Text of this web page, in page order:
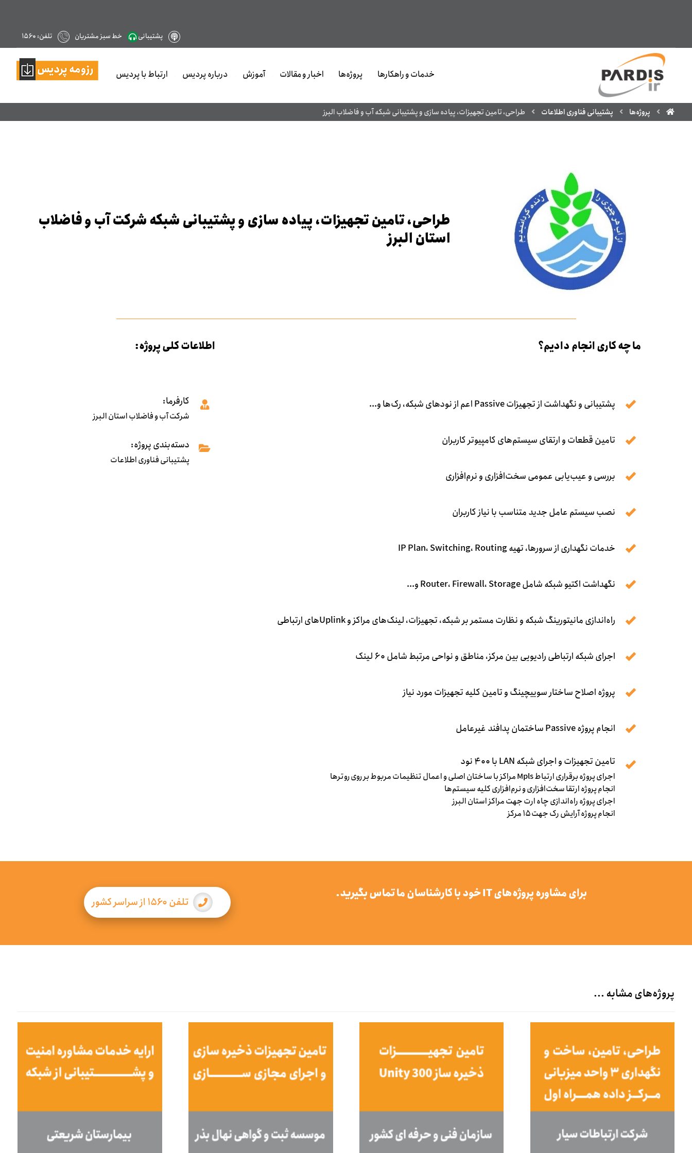
تلفن: ۱۵۶۰ خط سبز مشتریان پشتیبانی
خدمات و راهکارها پروژه‌ها اخبار و مقالات آموزش درباره پردیس ارتباط با پردیس
پروژه‌ها پشتیبانی فناوری اطلاعات طراحی، تامین تجهیزات، پیاده سازی و پشتیبانی شبکه آب و فاضلاب البرز
طراحی، تامین تجهیزات، پیاده سازی و پشتیبانی شبکه شرکت آب و فاضلاب
استان البرز
ما چه کاری انجام دادیم؟
پشتیبانی و نگهداشت از تجهیزات Passive اعم از نودهای شبکه، رک‌‌ها و...
تامین قطعات و ارتقای سیستم‌های کامپیوتر کاربران
بررسی و عیب‌یابی عمومی سخت‌افزاری و نرم‌افزاری
نصب سیستم عامل جدید متناسب با نیاز کاربران
خدمات نگهداری از سرور‌ها، تهیه IP Plan، Switching، Routing
نگهداشت اکتیو شبکه شامل Router، Firewall، Storage و...
راه‌اندازی مانیتورینگ شبکه و نظارت مستمر بر شبکه، تجهیزات، لینک‌های مراکز و Uplinkهای ارتباطی
اجرای شبکه ارتباطی رادیویی بین مرکز، مناطق و نواحی مرتبط شامل ۶۰ لینک
پروژه اصلاح ساختار سوییچینگ و تامین کلیه تجهیزات مورد نیاز
انجام پروژه Passive ساختمان پدافند غیرعامل
تامین تجهیزات و اجرای شبکه LAN با ۴۰۰ نود
اجرای پروژه برقراری ارتباط Mpls مراکز با ساختان اصلی و اعمال تنظیمات مربوط بر روی روترها
انجام پروژه ارتقا سخت‌افزاری و نرم‌افزاری کلیه سیستم‌ها
اجرای پروژه راه‌اندازی چاه ارت جهت مراکز استان البرز
انجام پروژه آرایش رک جهت ۱۵ مرکز
اطلاعات کلی پروژه:
کارفرما:
شرکت آب و فاضلاب استان البرز
دسته‌بندی پروژه:
پشتیبانی فناوری اطلاعات
برای مشاوره پروژه‌های IT خود با کارشناسان ما تماس بگیرید.
تلفن ۱۵۶۰ از سراسر کشور
پروژه‌های مشابه ...